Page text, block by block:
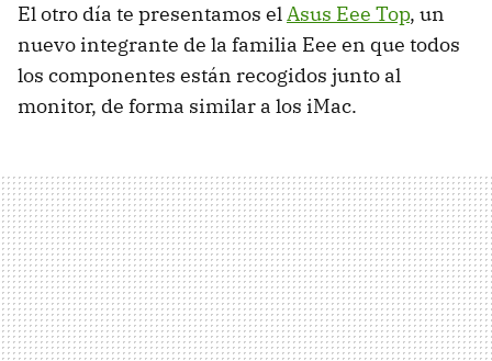
El otro día te presentamos elAsus Eee Top, un
nuevo integrante de la familia Eee en que todos
los componentes están recogidos junto al
monitor, de forma similar a los iMac.